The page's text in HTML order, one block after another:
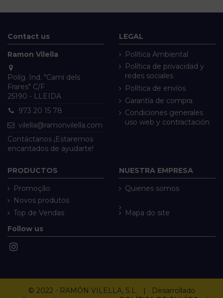
Contact us
Ramon Vilella
Políg. Ind. "Camí dels
Frares" C/F
25190 - LLEIDA
973 20 15 78
vilella@ramonvilella.com
Contáctanos ¡Estaremos
encantados de ayudarte!
LEGAL
Política Ambiental
Política de privacidad y
redes sociales
Política de envíos
Garantía de compra
Condiciones generales
uso web y contractación
PRODUCTOS
Promoção
Novos produtos
Top de Vendas
NUESTRA EMPRESA
Quienes somos
Mapa do site
Follow us
© 2022 - RAMÓN VILELLA, S.L. | Desarrollado